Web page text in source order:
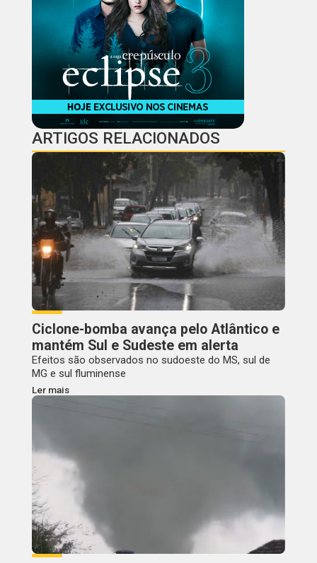
ARTIGOS RELACIONADOS
Ciclone-bomba avança pelo Atlântico e
mantém Sul e Sudeste em alerta
Efeitos são observados no sudoeste do MS, sul de
MG e sul fluminense
Ler mais